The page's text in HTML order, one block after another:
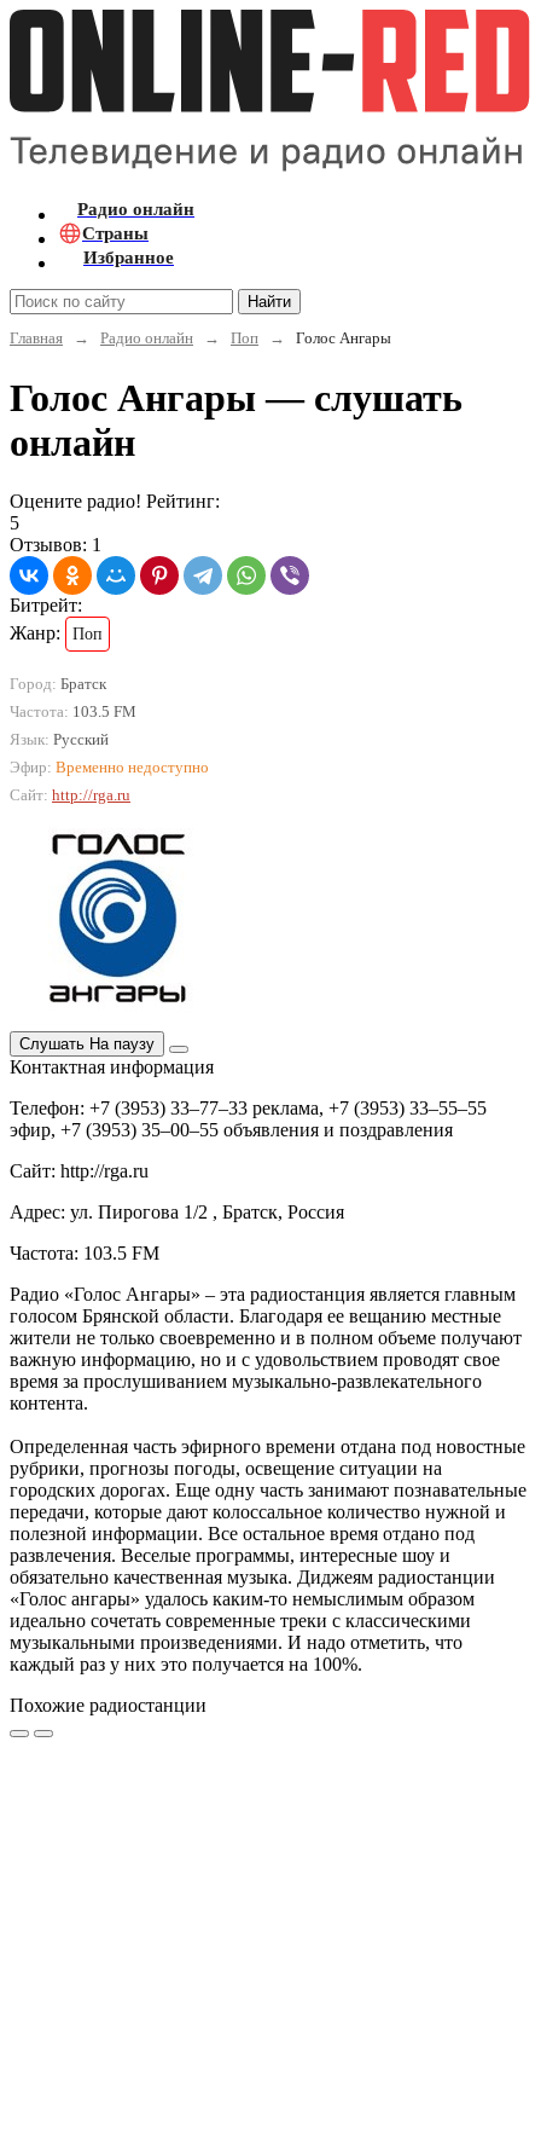
Радио онлайн
Страны
Избранное
Найти
Главная
→ Радио онлайн → Поп → Голос Ангары
Голос Ангары — слушать
онлайн
Оцените радио! Рейтинг:
5
Отзывов: 1
Битрейт:
Жанр:
Поп
Город: Братск
Частота: 103.5 FM
Язык: Русский
Эфир: Временно недоступно
Сайт: http://rga.ru
Слушать На паузу
Контактная информация
Телефон: +7 (3953) 33‒77‒33 реклама, +7 (3953) 33‒55‒55
эфир, +7 (3953) 35‒00‒55 объявления и поздравления
Сайт: http://rga.ru
Адрес: ул. Пирогова 1/2 , Братск, Россия
Частота: 103.5 FM
Радио «Голос Ангары» – эта радиостанция является главным
голосом Брянской области. Благодаря ее вещанию местные
жители не только своевременно и в полном объеме получают
важную информацию, но и с удовольствием проводят свое
время за прослушиванием музыкально-развлекательного
контента.
Определенная часть эфирного времени отдана под новостные
рубрики, прогнозы погоды, освещение ситуации на
городских дорогах. Еще одну часть занимают познавательные
передачи, которые дают колоссальное количество нужной и
полезной информации. Все остальное время отдано под
развлечения. Веселые программы, интересные шоу и
обязательно качественная музыка. Диджеям радиостанции
«Голос ангары» удалось каким-то немыслимым образом
идеально сочетать современные треки с классическими
музыкальными произведениями. И надо отметить, что
каждый раз у них это получается на 100%.
Похожие радиостанции